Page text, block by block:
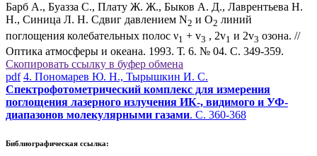
Барб А., Буазза С., Плату Ж. Ж., Быков А. Д., Лаврентьева Н.
Н., Синица Л. Н. Сдвиг давлением N2 и О2 линий
поглощения колебательных полос ν1 + v3 , 2v1 и 2v3 озона. //
Оптика атмосферы и океана. 1993. Т. 6. № 04. С. 349-359.
Скопировать ссылку в буфер обмена
pdf 4. Пономарев Ю. Н., Тырышкин И. С.
Спектрофотометрический комплекс для измерения
поглощения лазерного излучения ИК-, видимого и УФ-
диапазонов молекулярными газами. С. 360-368
Библиографическая ссылка: